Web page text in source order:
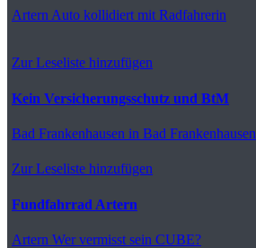
Artern Auto kollidiert mit Radfahrerin
Zur Leseliste hinzufügen
Kein Versicherungsschutz und BtM
Bad Frankenhausen in Bad Frankenhausen
Zur Leseliste hinzufügen
Fundfahrrad Artern
Artern Wer vermisst sein CUBE?